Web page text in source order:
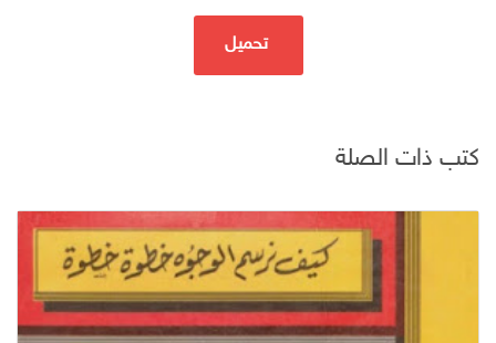
تحميل
كتب ذات الصلة